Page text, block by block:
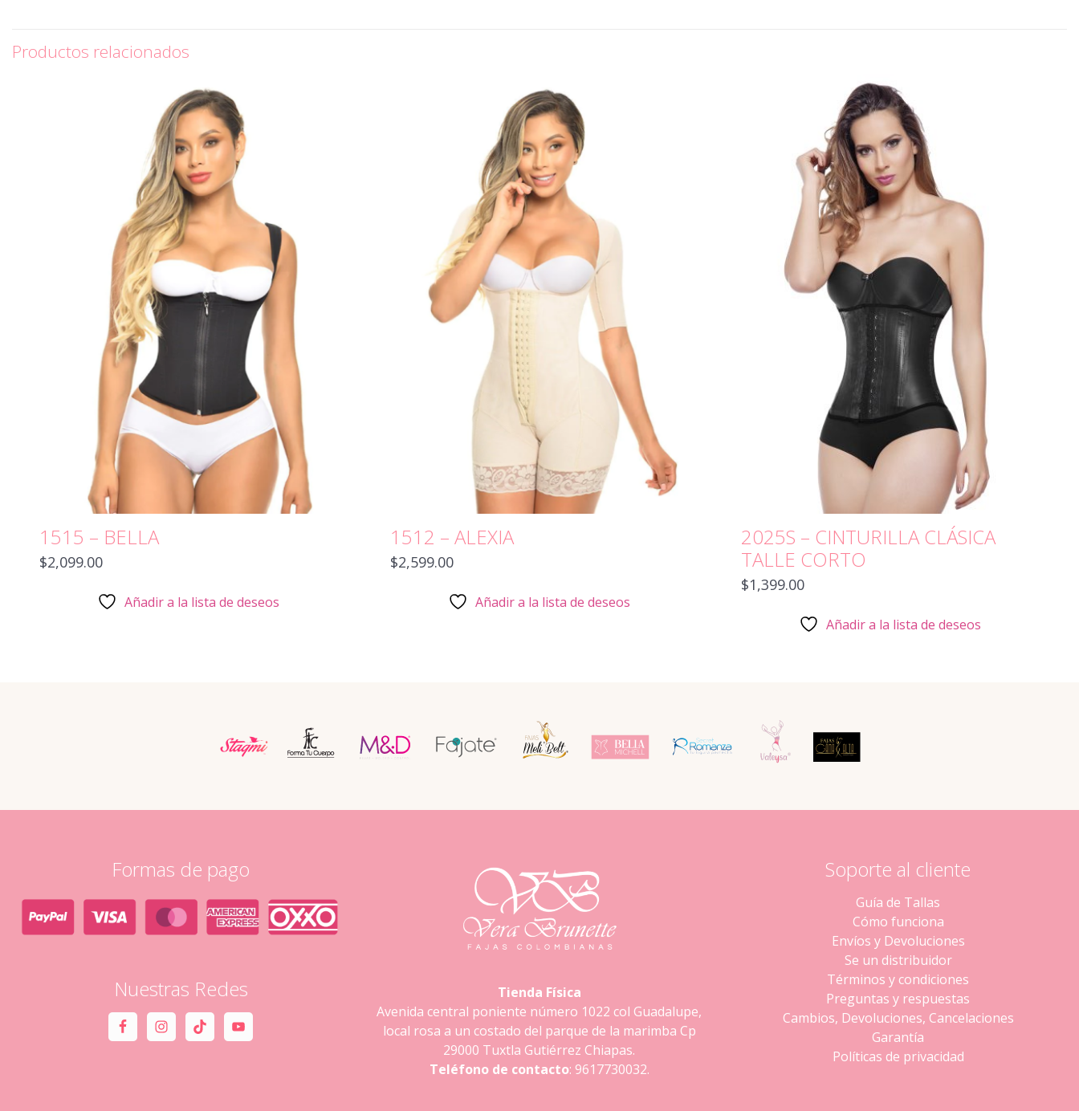
Productos relacionados
1515 – BELLA
$2,099.00
Añadir a la lista de deseos
1512 – ALEXIA
$2,599.00
Añadir a la lista de deseos
2025S – CINTURILLA CLÁSICA
TALLE CORTO
$1,399.00
Añadir a la lista de deseos
Formas de pago
Nuestras Redes
Tienda Física
Avenida central poniente número 1022 col Guadalupe,
local rosa a un costado del parque de la marimba Cp
29000 Tuxtla Gutiérrez Chiapas.
Teléfono de contacto: 9617730032.
Soporte al cliente
Guía de Tallas
Cómo funciona
Envíos y Devoluciones
Se un distribuidor
Términos y condiciones
Preguntas y respuestas
Cambios, Devoluciones, Cancelaciones
Garantía
Políticas de privacidad